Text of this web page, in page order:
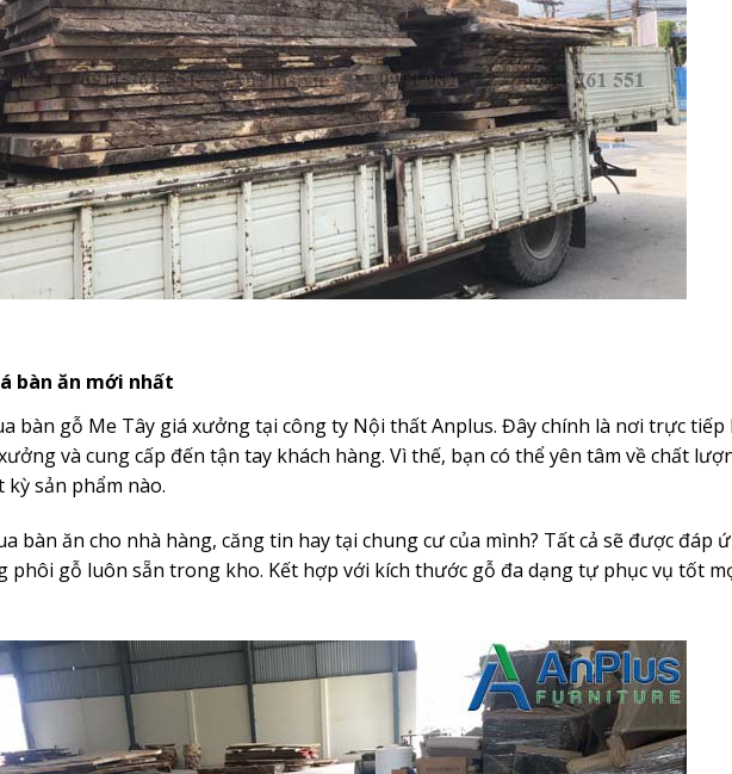
bàn ăn mới nhất
bàn gỗ Me Tây giá xưởng tại công ty Nội thất Anplus. Đây chính là nơi trực tiếp
và cung cấp đến tận tay khách hàng. Vì thế, bạn có thể yên tâm về chất
sản phẩm nào.
bàn ăn cho nhà hàng, căng tin hay tại chung cư của mình? Tất cả sẽ được đáp
phôi gỗ luôn sẵn trong kho. Kết hợp với kích thước gỗ đa dạng tự phục vụ tốt